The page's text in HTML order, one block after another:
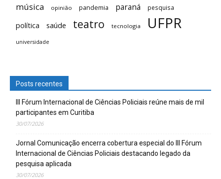
música opinião pandemia paraná pesquisa
política saúde teatro tecnologia UFPR
universidade
Posts recentes
III Fórum Internacional de Ciências Policiais reúne mais de mil
participantes em Curitiba
30/07/2026
Jornal Comunicação encerra cobertura especial do III Fórum
Internacional de Ciências Policiais destacando legado da
pesquisa aplicada
30/07/2026